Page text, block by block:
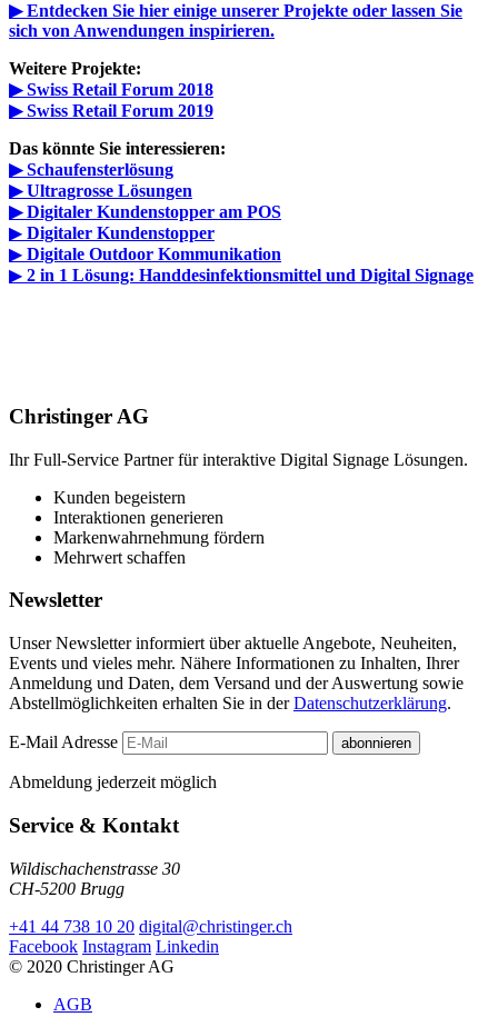
▶ Entdecken Sie hier einige unserer Projekte oder lassen Sie
sich von Anwendungen inspirieren.
Weitere Projekte:
▶ Swiss Retail Forum 2018
▶ Swiss Retail Forum 2019
Das könnte Sie interessieren:
▶ Schaufensterlösung
▶ Ultragrosse Lösungen
▶ Digitaler Kundenstopper am POS
▶ Digitaler Kundenstopper
▶ Digitale Outdoor Kommunikation
▶ 2 in 1 Lösung: Handdesinfektionsmittel und Digital Signage
Christinger AG
Ihr Full-Service Partner für interaktive Digital Signage Lösungen.
Kunden begeistern
Interaktionen generieren
Markenwahrnehmung fördern
Mehrwert schaffen
Newsletter
Unser Newsletter informiert über aktuelle Angebote, Neuheiten,
Events und vieles mehr. Nähere Informationen zu Inhalten, Ihrer
Anmeldung und Daten, dem Versand und der Auswertung sowie
Abstellmöglichkeiten erhalten Sie in derDatenschutzerklärung.
E-Mail Adresse abonnieren
Abmeldung jederzeit möglich
Service & Kontakt
Wildischachenstrasse 30
CH-5200 Brugg
+41 44 738 10 20 digital@christinger.ch
Facebook Instagram Linkedin
© 2020 Christinger AG
AGB